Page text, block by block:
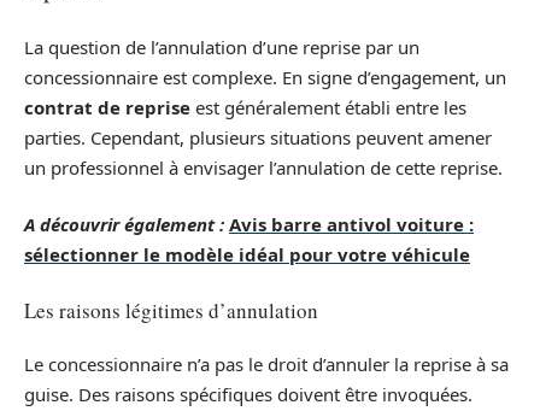
La question de l’annulation d’une reprise par un
concessionnaire est complexe. En signe d’engagement, un
contrat de reprise est généralement établi entre les
parties. Cependant, plusieurs situations peuvent amener
un professionnel à envisager l’annulation de cette reprise.
A découvrir également : Avis barre antivol voiture :
sélectionner le modèle idéal pour votre véhicule
Les raisons légitimes d’annulation
Le concessionnaire n’a pas le droit d’annuler la reprise à sa
guise. Des raisons spécifiques doivent être invoquées.